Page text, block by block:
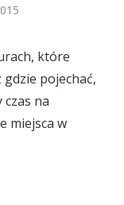
które
pojechać,
na
miejsca w